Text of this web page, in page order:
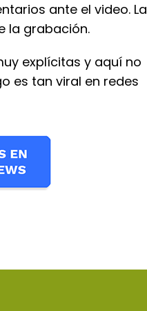
ante el video. La
la grabación.
explícitas y aquí no
es tan viral en redes